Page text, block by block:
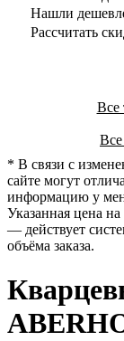
Нашли
Рассчитать
Все
Все
* В связи с
сайте могут
информацию у
Указанная цена на
— действует
объёма заказа.